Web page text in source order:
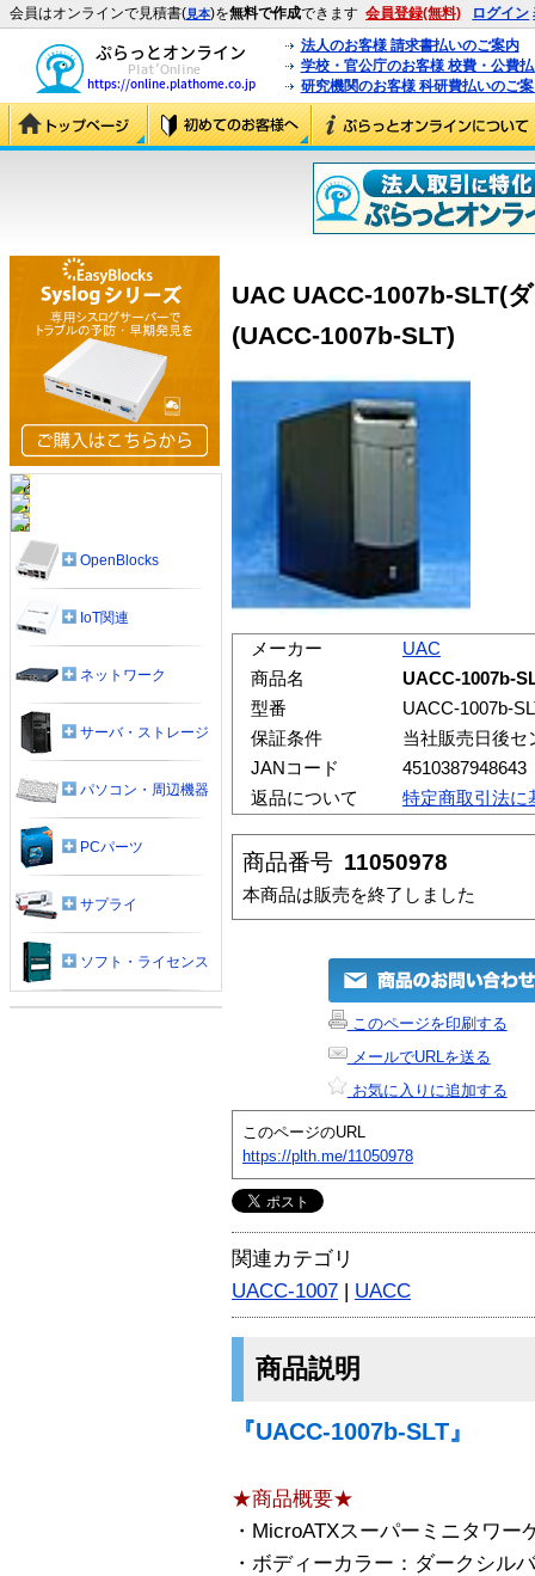
会員はオンラインで見積書(見本)を無料で作成できます 会員登録(無料) ログイン
法人のお客様 請求書払いのご案内
学校・官公庁のお客様 校費・公費
研究機関のお客様 科研費払いのご
UAC UACC-1007b-SLT(
(UACC-1007b-SLT)
メーカー
UAC
商品名
UACC-1007b-
型番
UACC-1007b-
保証条件
当社販売日後セ
JANコード
4510387948643
返品について
特定商取引法に
商品番号 11050978
本商品は販売を終了しました
このページを印刷する
メールでURLを送る
お気に入りに追加する
このページのURL
https://plth.me/11050978
関連カテゴリ
UACC-1007 | UACC
商品説明
『UACC-1007b-SLT』
★商品概要★
・MicroATXスーパーミニタワー
・ボディーカラー：ダークシル
OpenBlocks
IoT関連
ネットワーク
サーバ・ストレージ
パソコン・周辺機器
PCパーツ
サプライ
ソフト・ライセンス